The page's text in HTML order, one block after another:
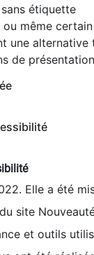
étiquette
même
une alternative
de
Elle a été
site
et outils